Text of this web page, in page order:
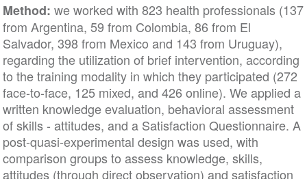
Method: we worked with 823 health professionals (137
from Argentina, 59 from Colombia, 86 from El
Salvador, 398 from Mexico and 143 from Uruguay),
regarding the utilization of brief intervention, according
to the training modality in which they participated (272
face-to-face, 125 mixed, and 426 online). We applied a
written knowledge evaluation, behavioral assessment
of skills - attitudes, and a Satisfaction Questionnaire. A
post-quasi-experimental design was used, with
comparison groups to assess knowledge, skills,
attitudes (through direct observation) and satisfaction